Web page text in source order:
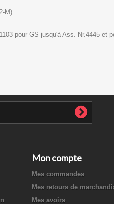
M)
pour GS jusqu'à Ass. Nr.4445
Mon compte
Mes commandes
Mes retours de
Mes avoirs